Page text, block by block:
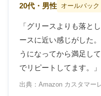
20代・男性 オールバック
「グリースよりも落と
ースに近い感じがした
うになってから満足し
でリピートしてます。」
出典：Amazon カスタマー